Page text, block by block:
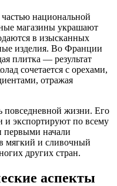
национальной
магазины украшают
в изысканных
изделия. Во Франции
плитка — результат
сочетается с орехами,
отражая
жизни. Его
и экспортируют по всему
первыми начали
мягкий и сливочный
других стран.
аспекты